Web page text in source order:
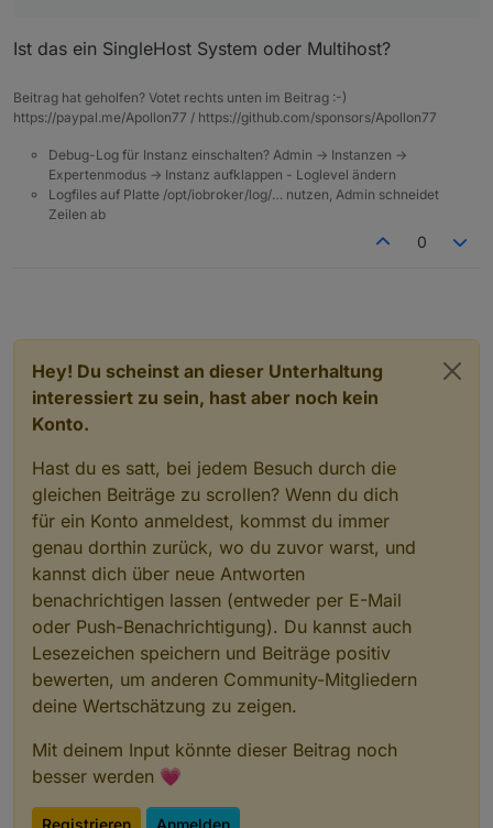
> node lib/preinstallCheck.js
> iobroker.js-controller@4.0.9 install /opt/
> node iobroker.js setup first
Successfully migrated 15599 objects to Redis
object _design/system updated
States database error: connect ECONNREFUSED
States database error: connect ECONNREFUSED
States database error: connect ECONNREFUSED
States database error: connect ECONNREFUSED
^C
Ist das ein SingleHost System oder Multihost?
Beitrag hat geholfen? Votet rechts unten im Beitrag :-)
https://paypal.me/Apollon77 / https://github.com/sponsors/Apollon77
Debug-Log für Instanz einschalten? Admin -> Instanzen ->
Expertenmodus -> Instanz aufklappen - Loglevel ändern
Logfiles auf Platte /opt/iobroker/log/… nutzen, Admin schneidet
Zeilen ab
0
Hey! Du scheinst an dieser Unterhaltung
interessiert zu sein, hast aber noch kein
Konto.
Hast du es satt, bei jedem Besuch durch die
gleichen Beiträge zu scrollen? Wenn du dich
für ein Konto anmeldest, kommst du immer
genau dorthin zurück, wo du zuvor warst, und
kannst dich über neue Antworten
benachrichtigen lassen (entweder per E-Mail
oder Push-Benachrichtigung). Du kannst auch
Lesezeichen speichern und Beiträge positiv
bewerten, um anderen Community-Mitgliedern
deine Wertschätzung zu zeigen.
Mit deinem Input könnte dieser Beitrag noch
besser werden 💗